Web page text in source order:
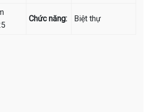
Chức năng: Biệt thự